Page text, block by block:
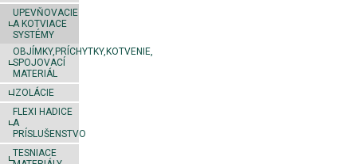
UPEVŇOVACIE
A KOTVIACE
SYSTÉMY
OBJÍMKY,PRÍCHYTKY,KOTVENIE,
SPOJOVACÍ
MATERIÁL
IZOLÁCIE
FLEXI HADICE
A
PRÍSLUŠENSTVO
TESNIACE